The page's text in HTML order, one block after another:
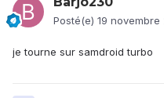
Posté(e) 19 novembre
je tourne sur samdroid turbo